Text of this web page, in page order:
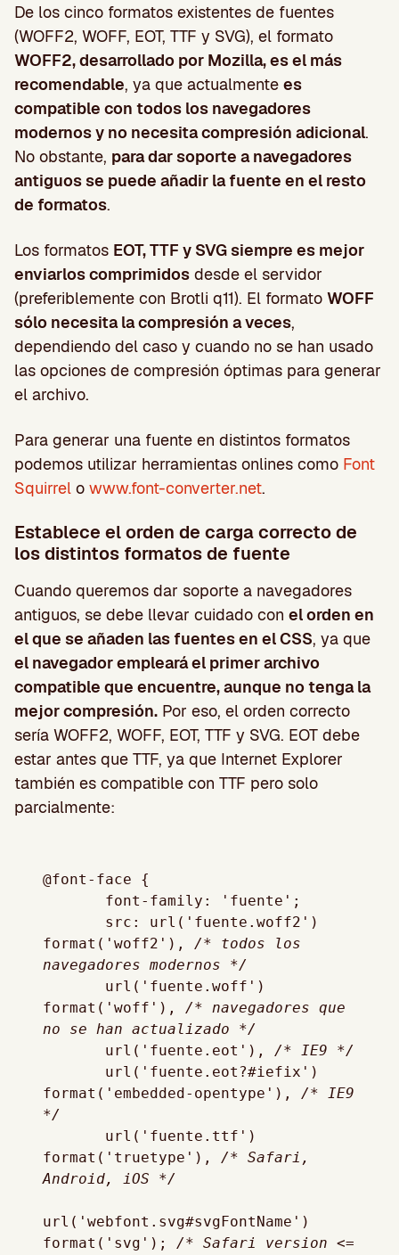
De los cinco formatos existentes de fuentes
(WOFF2, WOFF, EOT, TTF y SVG), el formato
WOFF2, desarrollado por Mozilla, es el más
recomendable, ya que actualmente es
compatible con todos los navegadores
modernos y no necesita compresión adicional.
No obstante, para dar soporte a navegadores
antiguos se puede añadir la fuente en el resto
de formatos.
Los formatos EOT, TTF y SVG siempre es mejor
enviarlos comprimidos desde el servidor
(preferiblemente con Brotli q11). El formato WOFF
sólo necesita la compresión a veces,
dependiendo del caso y cuando no se han usado
las opciones de compresión óptimas para generar
el archivo.
Para generar una fuente en distintos formatos
podemos utilizar herramientas onlines como Font
Squirrel o www.font-converter.net.
Establece el orden de carga correcto de
los distintos formatos de fuente
Cuando queremos dar soporte a navegadores
antiguos, se debe llevar cuidado con el orden en
el que se añaden las fuentes en el CSS, ya que
el navegador empleará el primer archivo
compatible que encuentre, aunque no tenga la
mejor compresión. Por eso, el orden correcto
sería WOFF2, WOFF, EOT, TTF y SVG. EOT debe
estar antes que TTF, ya que Internet Explorer
también es compatible con TTF pero solo
parcialmente:
@font-face {
format('woff2'), /* todos los
navegadores modernos */
format('woff'), /* navegadores que
no se han actualizado */
       url('fuente.eot'),
/* IE9 */
format('embedded-opentype'), /* IE9
*/
format('truetype'), /* Safari,
Android, iOS */
url('webfont.svg#svgFontName')
format('svg'); /* Safari version <=